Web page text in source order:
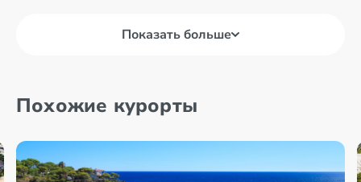
Показать больше
Похожие курорты